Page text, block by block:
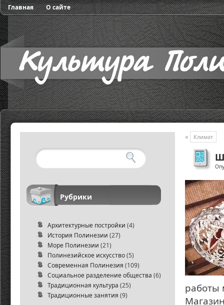
Главная О сайте
Рубрики
Архитектурные постройки (4)
История Полинезии (27)
Море Полинезии (21)
Полинезийское искусство(5)
Современная Полинезия (109)
Социальное разделение общества (6)
Традиционная культура (25)
Традиционные занятия (9)
« Климат
работы